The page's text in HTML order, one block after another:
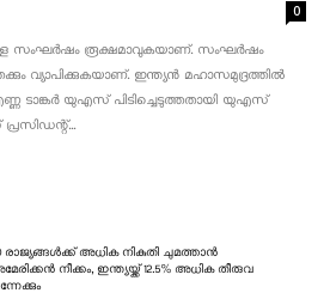
0
സംഘർഷം രൂക്ഷമാവുകയാണ്. സംഘർഷം
വ്യാപിക്കുകയാണ്. ഇന്ത്യൻ മഹാസമുദ്രത്തിൽ
ടാങ്കർ യുഎസ് പിടിച്ചെടുത്തതായി യുഎസ്
രാജ്യങ്ങൾക്ക് അധിക നികുതി ചുമത്താൻ
നീക്കം, ഇന്ത്യയ്ക്ക് 12.5% അധിക തീരുവ